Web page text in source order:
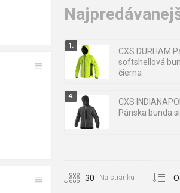
CXS DURHAM
softshellová
čierna
CXS
Pánska bunda
Na stránku